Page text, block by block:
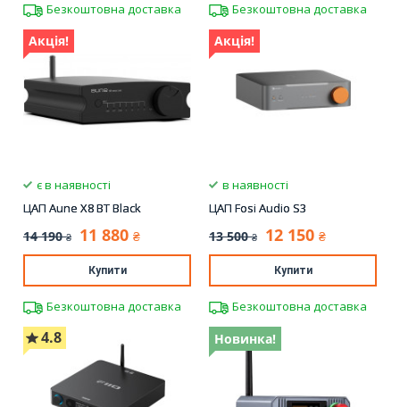
Безкоштовна доставка Безкоштовна доставка
Акція!
є в наявності
ЦАП Aune X8 BT Black
14 190 ₴ 11 880 ₴
Купити
Безкоштовна доставка
Акція!
в наявності
ЦАП Fosi Audio S3
13 500 ₴ 12 150 ₴
Купити
Безкоштовна доставка
4.8 Новинка!